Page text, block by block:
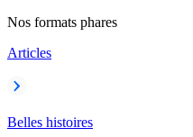
Nos formats phares
Articles
Belles histoires